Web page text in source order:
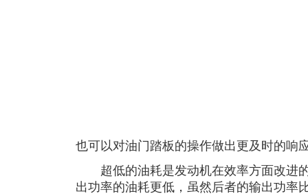
也可以对油门踏板的操作做出更及时的响
超低的油耗是发动机在效率方面改进
出功率的油耗更低，虽然后者的输出功率